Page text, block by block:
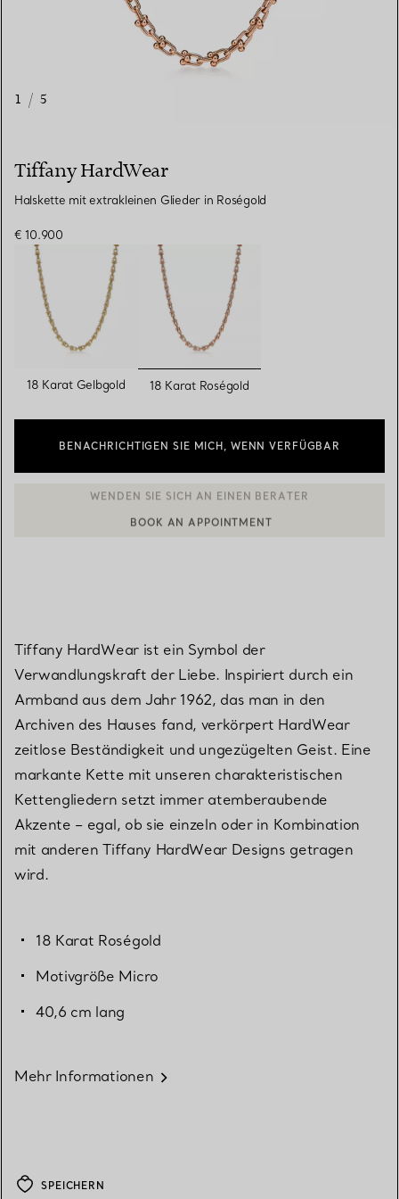
1 / 5
Tiffany HardWear
Halskette mit extrakleinen Glieder in Roségold
€ 10.900
18 Karat Gelbgold ausgewählt
18 Karat Roségold
BENACHRICHTIGEN SIE MICH, WENN VERFÜGBAR
EINEN KUNDENBERATER KONTAKTIEREN ODER EINEN
Tiffany HardWear ist ein Symbol der
Verwandlungskraft der Liebe. Inspiriert durch ein
Armband aus dem Jahr 1962, das man in den
Archiven des Hauses fand, verkörpert HardWear
zeitlose Beständigkeit und ungezügelten Geist. Eine
markante Kette mit unseren charakteristischen
Kettengliedern setzt immer atemberaubende
Akzente – egal, ob sie einzeln oder in Kombination
mit anderen Tiffany HardWear Designs getragen
wird.
18 Karat Roségold
Motivgröße Micro
40,6 cm lang
Mehr Informationen
SPEICHERN